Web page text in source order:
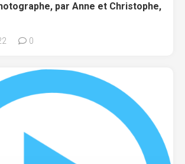
par Anne et Christophe,
0